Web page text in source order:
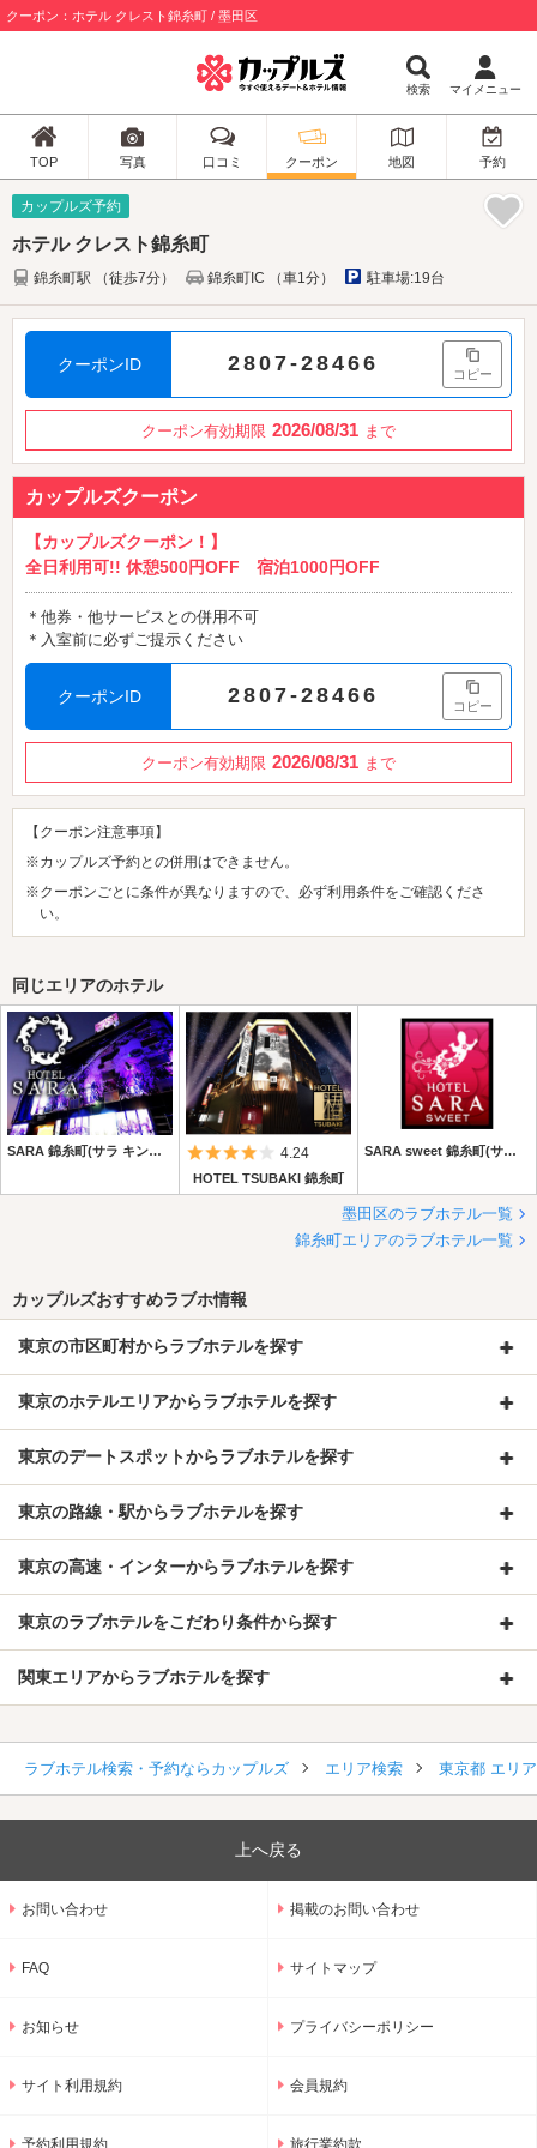
クーポン：ホテル クレスト錦糸町 / 墨田区
検索 マイメニュー
TOP 写真 口コミ クーポン 地図 予約
カップルズ予約
ホテル クレスト錦糸町
錦糸町駅 （徒歩7分） 錦糸町IC （車1分） 駐車場:19台
クーポンID 2807-28466 コピー
クーポン有効期限 2026/08/31 まで
カップルズクーポン
【カップルズクーポン！】
全日利用可!! 休憩500円OFF 宿泊1000円OFF
＊他券・他サービスとの併用不可
＊入室前に必ずご提示ください
クーポンID 2807-28466 コピー
クーポン有効期限 2026/08/31 まで
【クーポン注意事項】
※カップルズ予約との併用はできません。
※クーポンごとに条件が異なりますので、必ず利用条件をご確認くださ
い。
同じエリアのホテル
SARA 錦糸町(サラ キンシチョウ) 5つ星のうち4
4.24
HOTEL TSUBAKI 錦糸町
SARA sweet 錦糸町(サラ スイート キンシチョウ)
墨田区のラブホテル一覧
錦糸町エリアのラブホテル一覧
カップルズおすすめラブホ情報
東京の市区町村からラブホテルを探す
東京のホテルエリアからラブホテルを探す
東京のデートスポットからラブホテルを探す
東京の路線・駅からラブホテルを探す
東京の高速・インターからラブホテルを探す
東京のラブホテルをこだわり条件から探す
関東エリアからラブホテルを探す
ラブホテル検索・予約ならカップルズ エリア検索 東京都 エリ
上へ戻る
お問い合わせ 掲載のお問い合わせ
FAQ サイトマップ
お知らせ プライバシーポリシー
サイト利用規約 会員規約